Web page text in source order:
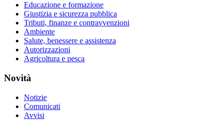
Educazione e formazione
Giustizia e sicurezza pubblica
Tributi, finanze e contravvenzioni
Ambiente
Salute, benessere e assistenza
Autorizzazioni
Agricoltura e pesca
Novità
Notizie
Comunicati
Avvisi